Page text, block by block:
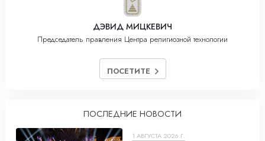
ДЭВИД МИЦКЕВИЧ
Председатель правления Центра религиозной технологии
ПОСЕТИТЕ
ПОСЛЕДНИЕ НОВОСТИ
1 АВГУСТА 2026 Г.